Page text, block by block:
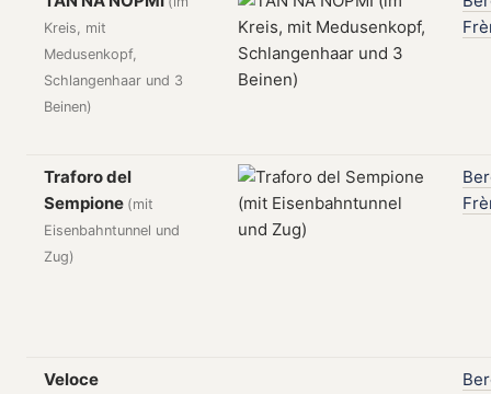
Kreis, mit
Medusenkopf,
Schlangenhaar und 3
Beinen)
Traforo del
Sempione (mit
Eisenbahntunnel und
Zug)
Veloce